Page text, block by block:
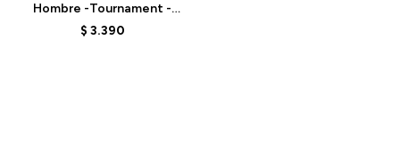
Hombre -Tournament -
MS41401ABZ - PURPLE
$ 3.390